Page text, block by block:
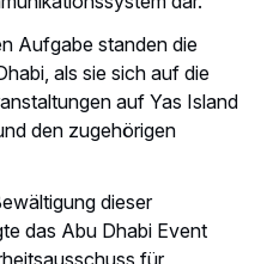
Aufgabe standen die
als sie sich auf die
auf Yas Island
den zugehörigen
dieser
das Abu Dhabi Event
für